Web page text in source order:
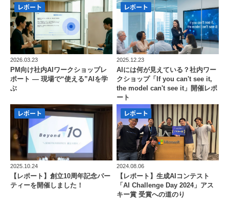
レポート
2026.03.23
PM向け社内AIワークショップレ
ポート — 現場で“使える”AIを学
ぶ
レポート
2025.12.23
AIには何が見えている？社内ワー
クショップ「If you can't see it,
the model can't see it」開催レポ
ート
レポート
2025.10.24
【レポート】創立10周年記念パー
ティーを開催しました！
レポート
2024.08.06
【レポート】生成AIコンテスト
「AI Challenge Day 2024」アス
キー賞 受賞への道のり